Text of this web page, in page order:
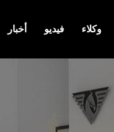
وكلاء فيديو أخبار